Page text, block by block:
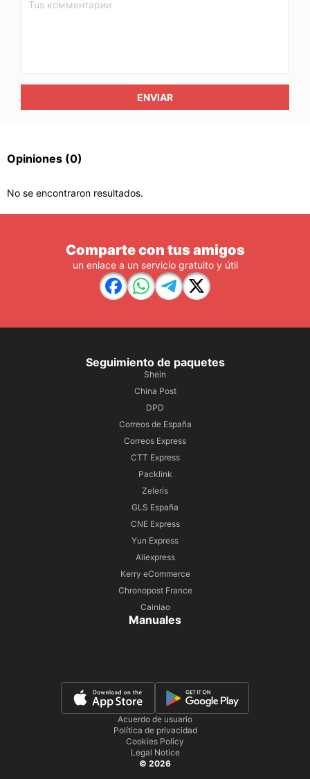
ENVIAR
Opiniones (0)
No se encontraron resultados.
Comparte con tus amigos
un enlace a un servicio gratuito y útil
Seguimiento de paquetes
Shein
China Post
DPD
Correos de España
Correos Express
CTT Express
Packlink
Zeleris
GLS España
CNE Express
Yun Express
Aliexpress
Kerry eCommerce
Chronopost France
Cainiao
Manuales
Acuerdo de usuario
Política de privacidad
Cookies Policy
Legal Notice
© 2026